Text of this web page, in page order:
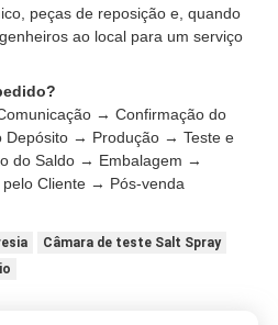
peças de reposição e, quando
ao local para um serviço
→ Confirmação do
Depósito → Produção → Teste e
do Saldo → Embalagem →
Cliente → Pós-venda
Câmara de teste Salt Spray